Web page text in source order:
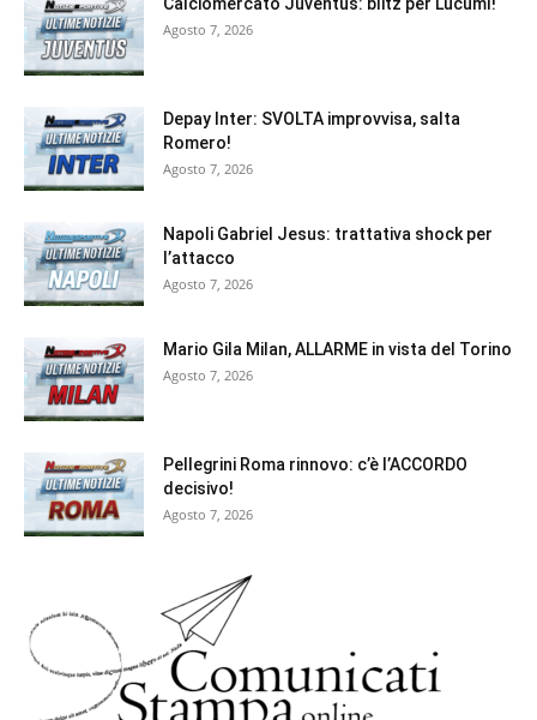
Agosto 7, 2026
Depay Inter: SVOLTA improvvisa, salta
Romero!
Agosto 7, 2026
Napoli Gabriel Jesus: trattativa shock per
l’attacco
Agosto 7, 2026
Mario Gila Milan, ALLARME in vista del Torino
Agosto 7, 2026
Pellegrini Roma rinnovo: c’è l’ACCORDO
decisivo!
Agosto 7, 2026